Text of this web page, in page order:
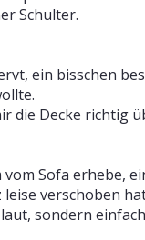
Schulter.
ein bisschen
die Decke richtig
Sofa erhebe,
verschoben
sondern